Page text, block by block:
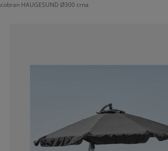
HAUGESUND Ø300 crna